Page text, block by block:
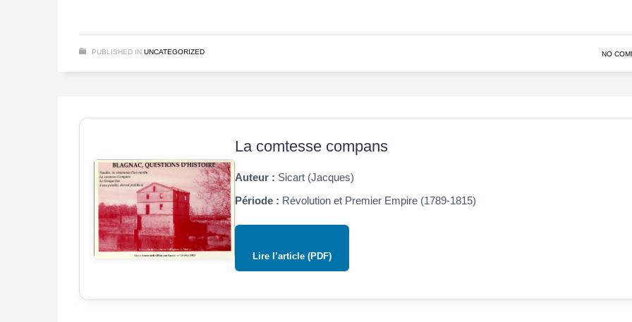
PUBLISHED IN UNCATEGORIZED NO
La comtesse compans
Auteur : Sicart (Jacques)
Période : Révolution et Premier Empire (1789-1815)
Lire l’article (PDF)